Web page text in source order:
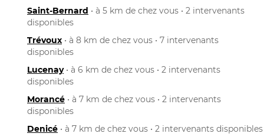
Saint-Bernard • à 5 km de chez vous • 2 intervenants
disponibles
Trévoux • à 8 km de chez vous • 7 intervenants
disponibles
Lucenay• à 6 km de chez vous • 2 intervenants
disponibles
Morancé • à 7 km de chez vous • 2 intervenants
disponibles
Denicé • à 7 km de chez vous • 2 intervenants disponibles